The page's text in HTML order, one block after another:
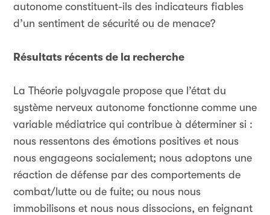
autonome constituent-ils des indicateurs fiables
d’un sentiment de sécurité ou de menace?
Résultats récents de la recherche
La Théorie polyvagale propose que l’état du
système nerveux autonome fonctionne comme une
variable médiatrice qui contribue à déterminer si :
nous ressentons des émotions positives et nous
nous engageons socialement; nous adoptons une
réaction de défense par des comportements de
combat/lutte ou de fuite; ou nous nous
immobilisons et nous nous dissocions, en feignant